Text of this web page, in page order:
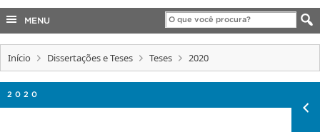
Canais
EDITAIS
MENU
Início Dissertações e Teses Teses 2020
2020